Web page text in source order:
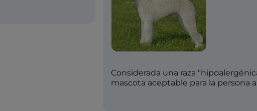
Considerada una raza
mascota aceptable para la persona